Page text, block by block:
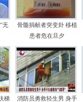
无
骨髓捐献者突变卦 移植
患者危在旦夕
梯 消防员勇救轻生男 身手